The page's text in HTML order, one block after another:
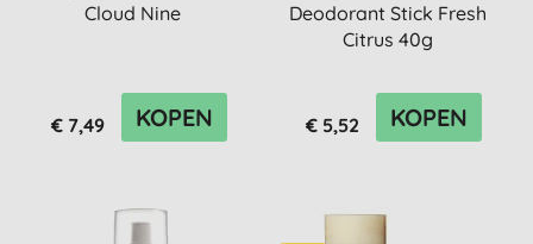
Cloud Nine
€ 7,49 KOPEN
Deodorant Stick Fresh
Citrus 40g
€ 5,52 KOPEN